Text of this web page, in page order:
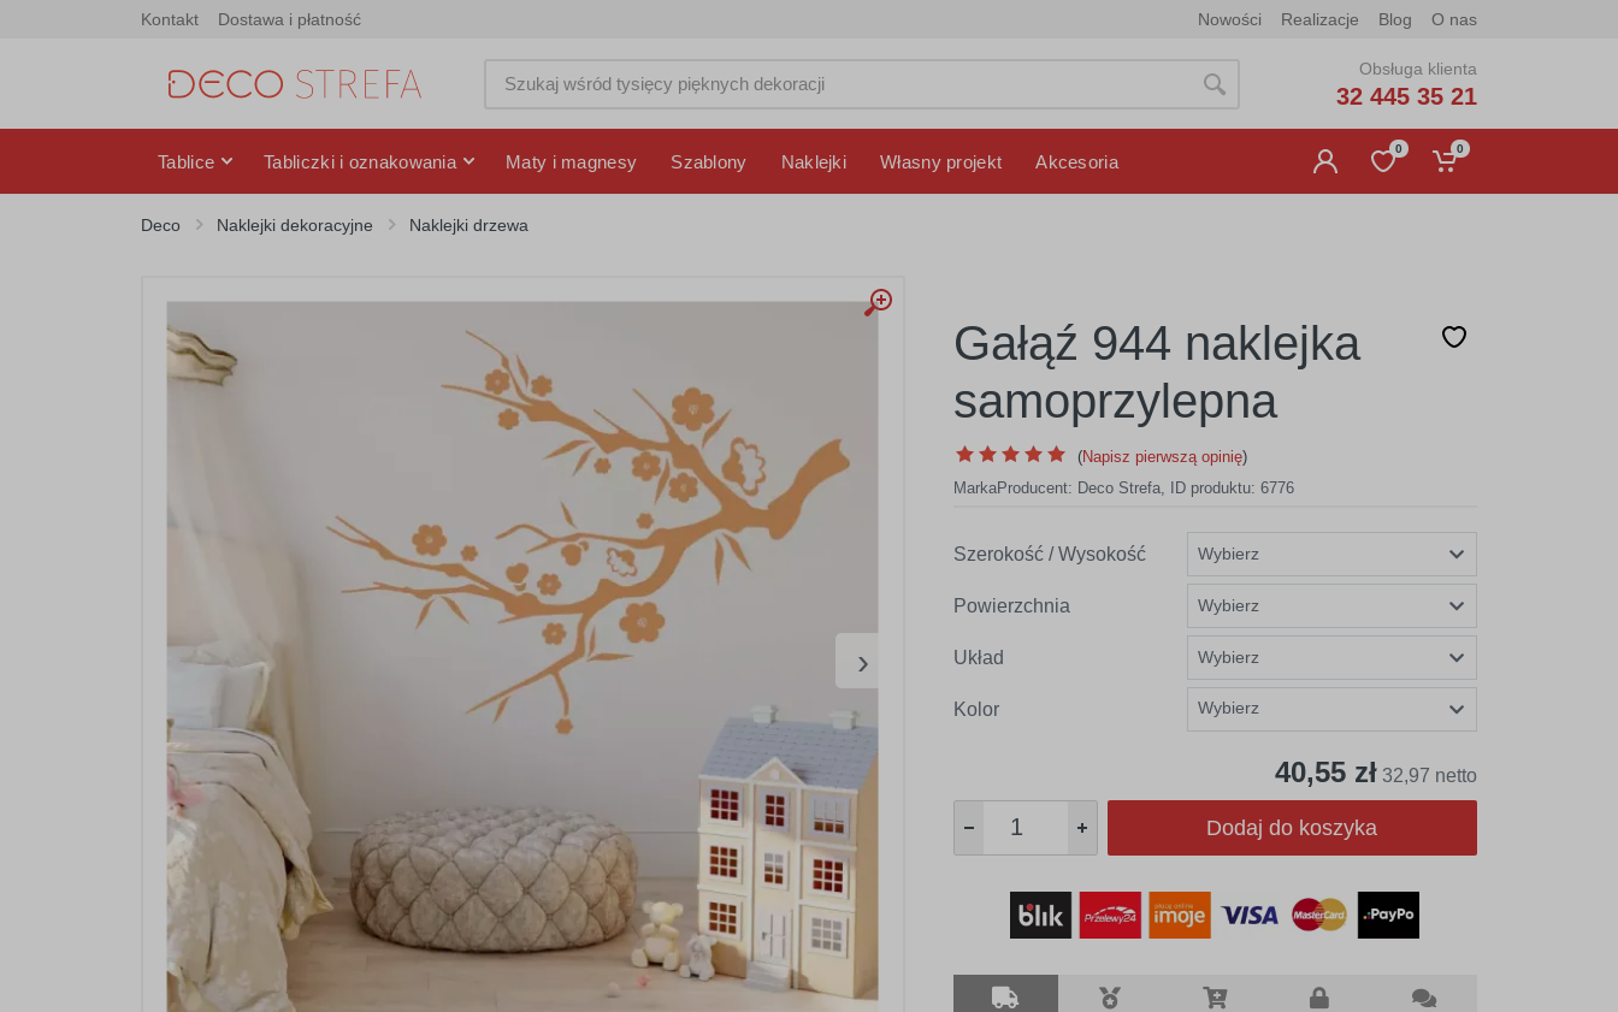
Kontakt Dostawa i płatność Nowości Realizacje Blog O nas
Obsługa klienta
32 445 35 21
Tablice Tabliczki i oznakowania Maty i magnesy Szablony Naklejki Własny projekt Akcesoria
0 0
Deco Naklejki dekoracyjne Naklejki drzewa
›
Gałąź 944 naklejka
samoprzylepna
(Napisz pierwszą opinię)
MarkaProducent: Deco Strefa, ID produktu: 6776
Szerokość / Wysokość
Powierzchnia
Układ
Kolor Wybierz
40,55 zł 32,97 netto
Dodaj do koszyka